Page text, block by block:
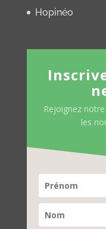
Hopinéo
Rejoignez
les